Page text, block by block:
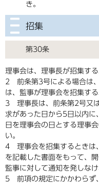
き。
招集
第30条
理事会は、理事長が招集する
2 前条第3号による場合は
は、監事が理事会を招集する
3 理事長は、前条第2号又
求があった日から5日以内に
日を理事会の日とする理事
い。
4 理事会を招集するときは
を記載した書面をもって、
監事に対して通知を発しなけ
5 前項の規定にかかわらず